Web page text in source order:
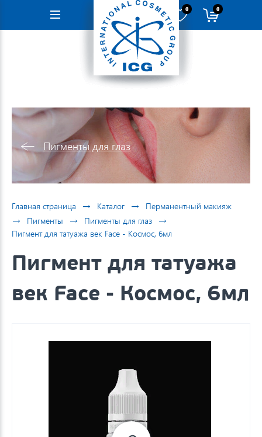
Навигация
0 0
Пигменты для глаз
Главная страница → Каталог → Перманентный макияж
→ Пигменты → Пигменты для глаз →
Пигмент для татуажа век Face - Космос, 6мл
Пигмент для татуажа
век Face - Космос, 6мл